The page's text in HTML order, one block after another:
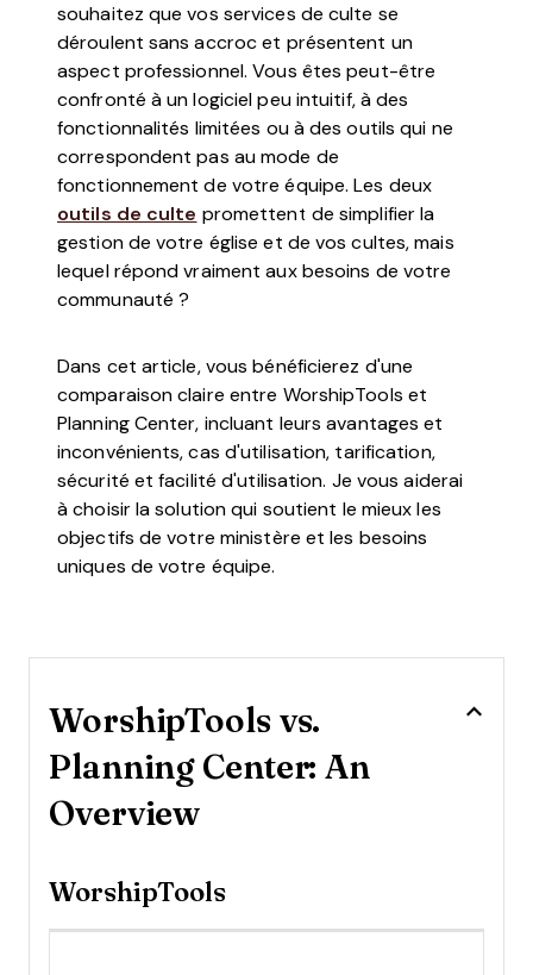
souhaitez que vos services de culte se
déroulent sans accroc et présentent un
aspect professionnel. Vous êtes peut-être
confronté à un logiciel peu intuitif, à des
fonctionnalités limitées ou à des outils qui ne
correspondent pas au mode de
fonctionnement de votre équipe. Les deux
outils de culte promettent de simplifier la
gestion de votre église et de vos cultes, mais
lequel répond vraiment aux besoins de votre
communauté ?
Dans cet article, vous bénéficierez d'une
comparaison claire entre WorshipTools et
Planning Center, incluant leurs avantages et
inconvénients, cas d'utilisation, tarification,
sécurité et facilité d'utilisation. Je vous aiderai
à choisir la solution qui soutient le mieux les
objectifs de votre ministère et les besoins
uniques de votre équipe.
WorshipTools vs.
Planning Center: An
Overview
WorshipTools